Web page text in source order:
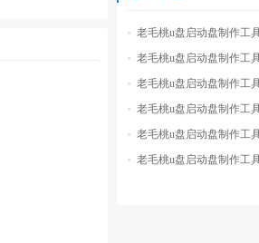
老毛桃u盘启动盘制作工具
老毛桃u盘启动盘制作工具
老毛桃u盘启动盘制作工具
老毛桃u盘启动盘制作工具
老毛桃u盘启动盘制作工具
老毛桃u盘启动盘制作工具